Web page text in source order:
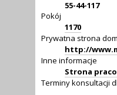
55-44-117
Pokój
1170
Prywatna strona
http://
Inne informacje
Strona
Terminy konsultacji